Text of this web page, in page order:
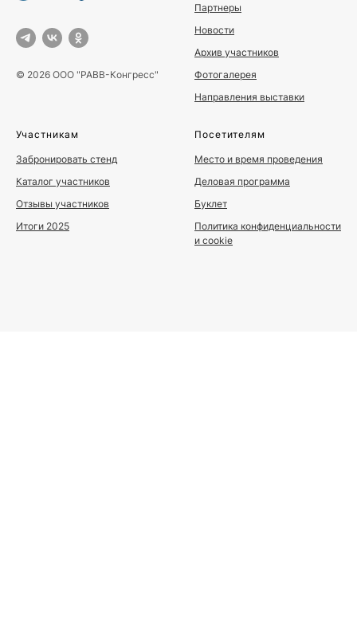
© 2026 ООО "РАВВ-Конгресс"
Партнеры
Новости
Архив участников
Фотогалерея
Направления выставки
Участникам
Забронировать стенд
Каталог участников
Отзывы участников
Итоги 2025
Посетителям
Место и время проведения
Деловая программа
Буклет
Политика конфиденциальности
и cookie